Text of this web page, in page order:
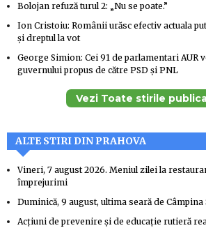
Bolojan refuză turul 2: „Nu se poate.”
Ion Cristoiu: Românii urăsc efectiv actuala
şi dreptul la vot
George Simion: Cei 91 de parlamentari AUR
guvernului propus de către PSD și PNL
Vezi Toate stirile
ALTE STIRI DIN PRAHOVA
Vineri, 7 august 2026. Meniul zilei la
împrejurimi
Duminică, 9 august, ultima seară de
Acțiuni de prevenire și de educație rutieră